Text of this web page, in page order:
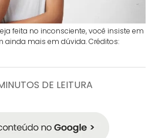
feita no inconsciente, você insiste em
ainda mais em dúvida. Créditos:
DE LEITURA